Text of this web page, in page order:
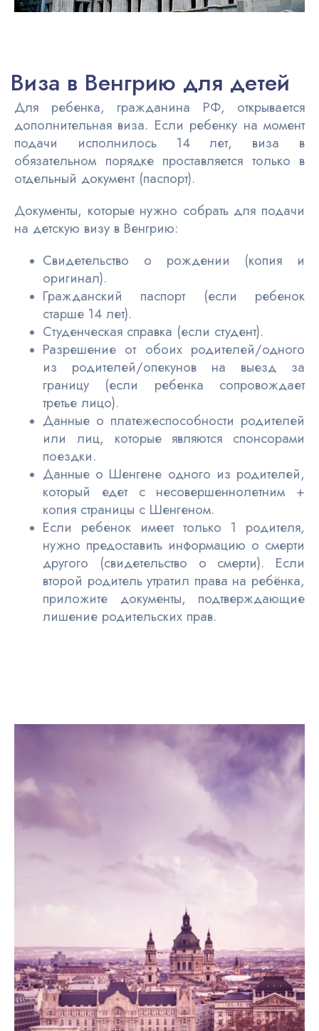
Виза в Венгрию для детей
Для ребенка, гражданина РФ, открывается
дополнительная виза. Если ребенку на момент
подачи исполнилось 14 лет, виза в
обязательном порядке проставляется только в
отдельный документ (паспорт).
Документы, которые нужно собрать для подачи
на детскую визу в Венгрию:
Свидетельство о рождении (копия и
оригинал).
Гражданский паспорт (если ребенок
старше 14 лет).
Студенческая справка (если студент).
Разрешение от обоих родителей/одного
из родителей/опекунов на выезд за
границу (если ребенка сопровождает
третье лицо).
Данные о платежеспособности родителей
или лиц, которые являются спонсорами
поездки.
Данные о Шенгене одного из родителей,
который едет с несовершеннолетним +
копия страницы с Шенгеном.
Если ребенок имеет только 1 родителя,
нужно предоставить информацию о смерти
другого (свидетельство о смерти). Если
второй родитель утратил права на ребёнка,
приложите документы, подтверждающие
лишение родительских прав.